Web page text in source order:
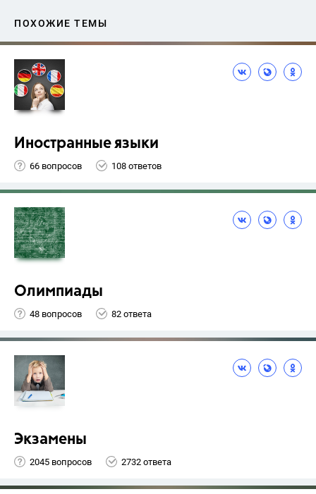
ПОХОЖИЕ ТЕМЫ
Иностранные языки
66 вопросов 108 ответов
Олимпиады
48 вопросов 82 ответа
Экзамены
2045 вопросов 2732 ответа